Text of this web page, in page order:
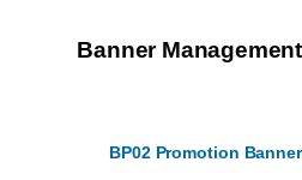
Banner
BP02 Promotion